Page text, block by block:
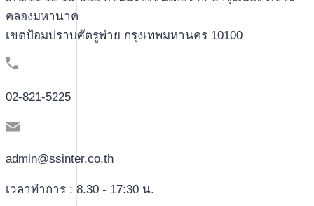
คลองมหานาค
เขตป้อมปราบศัตรูพ่าย กรุงเทพมหานคร 10100
02-821-5225
admin@ssinter.co.th
เวลาทำการ : 8.30 - 17:30 น.